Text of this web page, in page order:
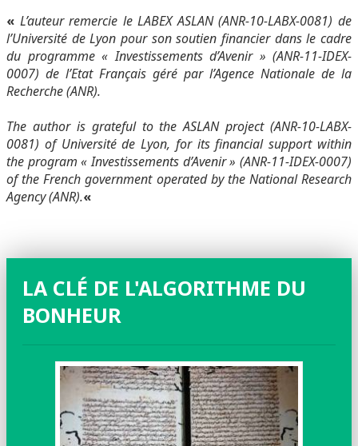
« L’auteur remercie le LABEX ASLAN (ANR-10-LABX-0081) de
l’Université de Lyon pour son soutien financier dans le cadre
du programme « Investissements d’Avenir » (ANR-11-IDEX-
0007) de l’Etat Français géré par l’Agence Nationale de la
Recherche (ANR).
The author is grateful to the ASLAN project (ANR-10-LABX-
0081) of Université de Lyon, for its financial support within
the program « Investissements d’Avenir » (ANR-11-IDEX-0007)
of the French government operated by the National Research
Agency (ANR).«
LA CLÉ DE L'ALGORITHME DU
BONHEUR